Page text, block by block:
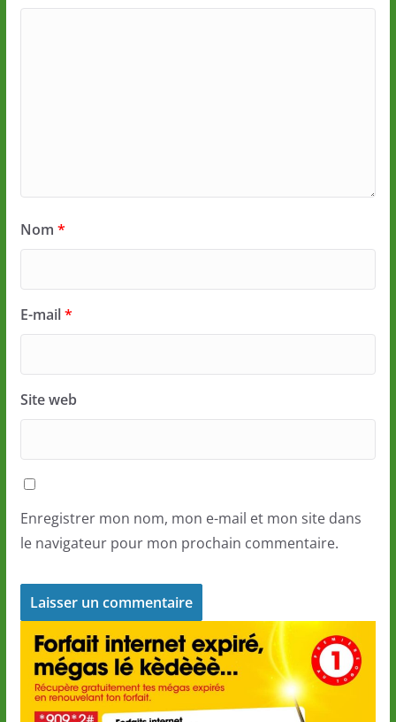
Nom *
E-mail*
Site web
Enregistrer mon nom, mon e-mail et mon site dans
le navigateur pour mon prochain commentaire.